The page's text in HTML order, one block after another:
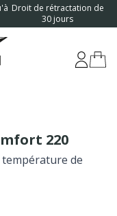
Droit de rétractation de
30 jours
220
température de